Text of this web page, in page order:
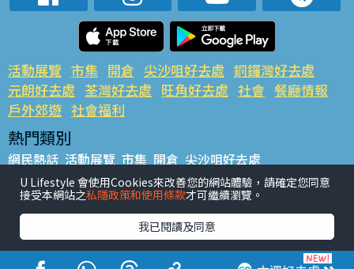
活動展覽 市集 開倉 尖沙咀好去處 銅鑼灣好去處
元朗好去處 荃灣好去處 旺角好去處 社會 餐廳情報
戶外郊遊 社會福利
熱門類別
網民熱話 活動展覽 市集 開倉 尖沙咀好去處
銅鑼灣好去處 元朗好去處 荃灣好去處 旺角好去處 社會
餐廳情報 戶外郊遊
熱門標籤
#UGO搵好去處 #人氣活動推介 #美食社群熱話
U Lifestyle 會使用Cookies來改善您的網站體驗，請確定您同意
接受本網站之私隱政策和使用條款才可繼續瀏覽。
我已閱讀及同意